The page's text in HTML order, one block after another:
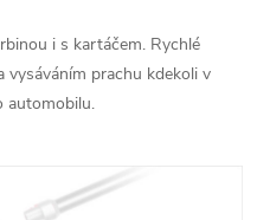
i s kartáčem. Rychlé
vysáváním prachu kdekoli v
automobilu.